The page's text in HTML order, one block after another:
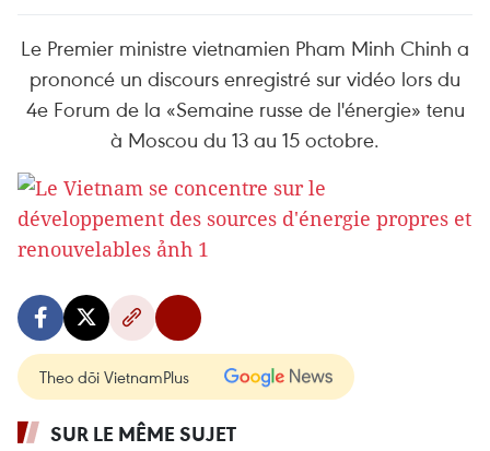
Le Premier ministre vietnamien Pham Minh Chinh a
prononcé un discours enregistré sur vidéo lors du
4e Forum de la «Semaine russe de l'énergie» tenu
à Moscou du 13 au 15 octobre.
Theo dõi VietnamPlus
SUR LE MÊME SUJET